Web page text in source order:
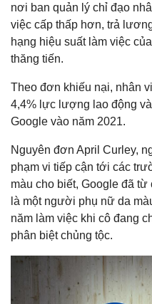
nơi ban quản lý chỉ đạo
việc cấp thấp hơn, trả
hạng hiệu suất làm việc
thăng tiến.
Theo đơn khiếu nại, nhân
4,4% lực lượng lao động
Google vào năm 2021.
Nguyên đơn April Curley,
phạm vi tiếp cận tới các
màu cho biết, Google đã
là một người phụ nữ da
năm làm việc khi cô đang
phân biệt chủng tộc.